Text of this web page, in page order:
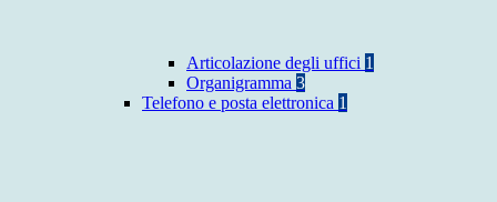
Articolazione degli uffici 1
Organigramma 3
Telefono e posta elettronica 1